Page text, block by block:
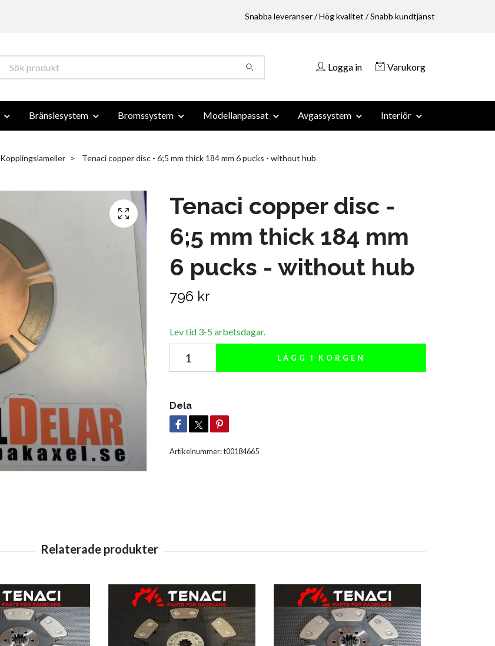
Snabba leveranser / Hög kvalitet / Snabb kundtjänst
Logga in Varukorg
Bränslesystem Bromssystem Modellanpassat Avgassystem Interiör
Kopplingslameller Tenaci copper disc - 6;5 mm thick 184 mm 6 pucks - without hub
Tenaci copper disc -
6;5 mm thick 184 mm
6 pucks - without hub
796 kr
Lev tid 3-5 arbetsdagar.
LÄGG I KORGEN
Dela
Artikelnummer:t00184665